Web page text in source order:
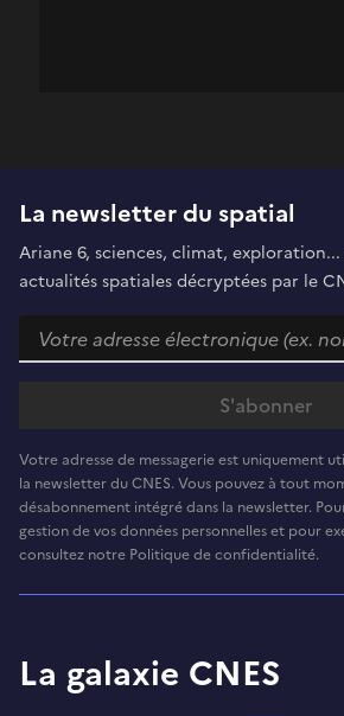
La newsletter du spatial
Ariane 6, sciences, climat, exploration...
actualités spatiales décryptées par le
Votre adresse de messagerie est uniquement
la newsletter du CNES. Vous pouvez à tout
désabonnement intégré dans la newsletter.
gestion de vos données personnelles et pour
consultez notre Politique de confidentialité.
La galaxie CNES